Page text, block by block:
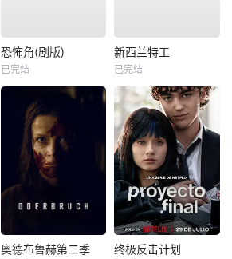
恐怖角(剧版)
已完结
新西兰特工
已完结
奥德布鲁赫第二季 终极反击计划